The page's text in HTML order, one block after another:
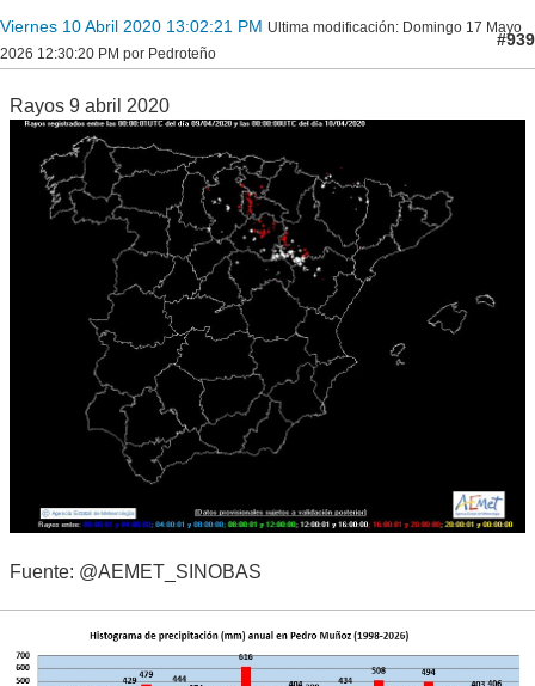
Viernes 10 Abril 2020 13:02:21 PM Ultima modificación: Domingo 17 Mayo
2026 12:30:20 PM por Pedroteño
#939
Rayos 9 abril 2020
Fuente: @AEMET_SINOBAS